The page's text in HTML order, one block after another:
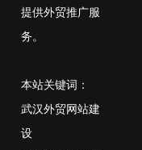
提供外贸推广服
务。
本站关键词：
武汉外贸网站建
设